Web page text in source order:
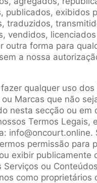
publicados, exibidos
traduzidos,
vendidos,
outra forma para
a nossa
qualquer uso dos
Marcas que não
nesta secção ou em
Termos Legais,
info@oncourt.online.
permissão para
exibir publicamente
Serviços ou
como proprietários